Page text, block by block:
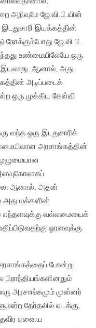
அறிவுமே ஜே.வி.பி.யின்
இயக்கத்தின்
ஜே.வி.பி.
உண்மையிலேயே ஒரு
ஆனால், அது
அடிப்படைக்
ஒரு முக்கிய கேள்வி
வந்த ஒரு இடதுசாரிக்
அரசாங்கத்தின்
ஆனால், அதன்
அது மக்களின்
எந்தளவுக்கு வல்லமையைக்
ஓரளவுக்கு
போன்று
அரசாங்கமும் முன்னர்
தேர்தலில் வடக்கு,
தவிர ஏனைய